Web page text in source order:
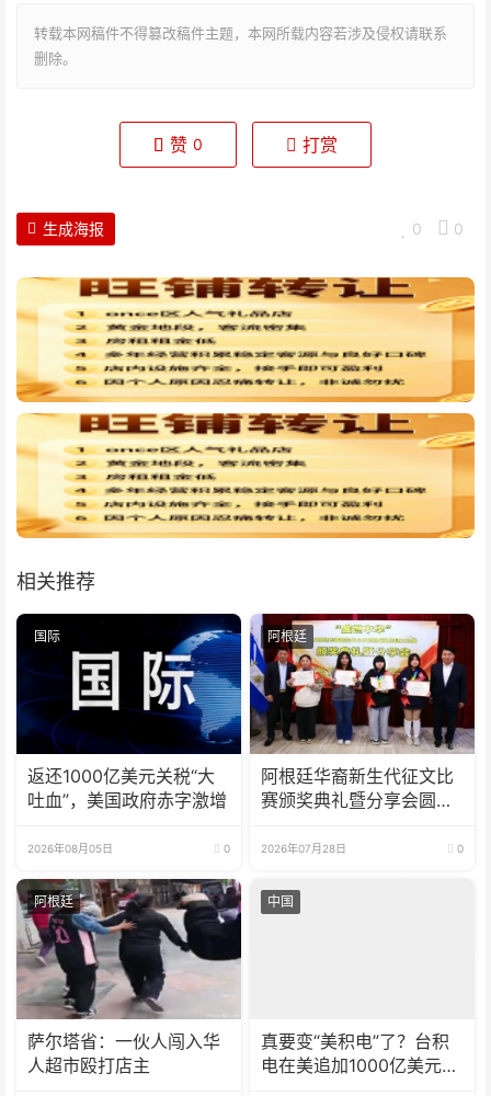
转载本网稿件不得篡改稿件主题，本网所载内容若涉及侵权请联系
删除。
赞 0 打赏
0 0
生成海报
相关推荐
国际
返还1000亿美元关税“大
吐血”，美国政府赤字激增
2026年08月05日 0
阿根廷
阿根廷华裔新生代征文比
赛颁奖典礼暨分享会圆满
2026年07月28日 0
阿根廷
萨尔塔省：一伙人闯入华
人超市殴打店主
中国
真要变“美积电”了？台积
电在美追加1000亿美元投